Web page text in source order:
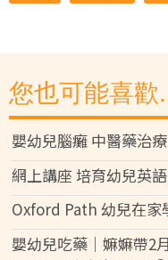
您也可能喜歡
嬰幼兒腦癱 中醫藥治
網上講座 培育幼兒英
Oxford Path 幼兒在家
嬰幼兒吃藥｜嫲嫲帶2